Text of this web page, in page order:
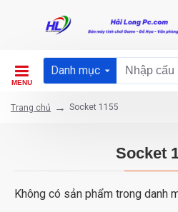
Danh mục
Trang chủ Socket 1155
Socket
Không có sản phẩm trong danh